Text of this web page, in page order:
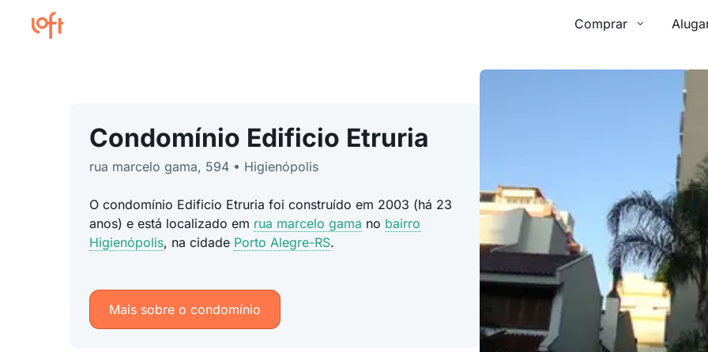
Comprar
Condomínio Edificio Etruria
rua marcelo gama, 594 • Higienópolis
O condomínio Edificio Etruria foi construído em 2003 (há 23
anos) e está localizado em rua marcelo gama no bairro
Higienópolis, na cidade Porto Alegre-RS.
Mais sobre o condomínio